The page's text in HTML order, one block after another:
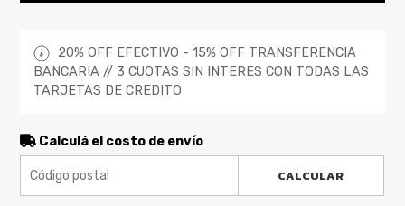
20% OFF EFECTIVO - 15% OFF TRANSFERENCIA
BANCARIA // 3 CUOTAS SIN INTERES CON TODAS LAS
TARJETAS DE CREDITO
Calculá el costo de envío
CALCULAR